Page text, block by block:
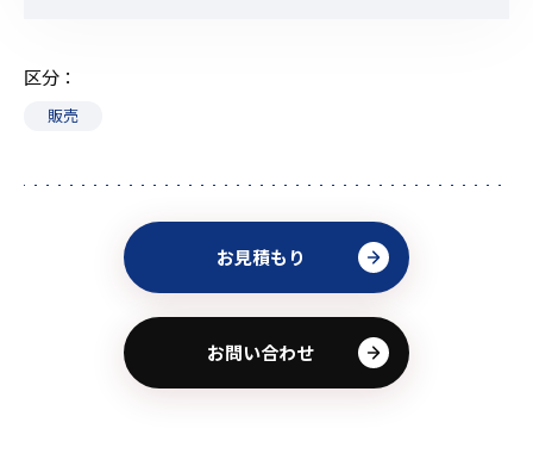
区分
販売
お見積もり
お問い合わせ